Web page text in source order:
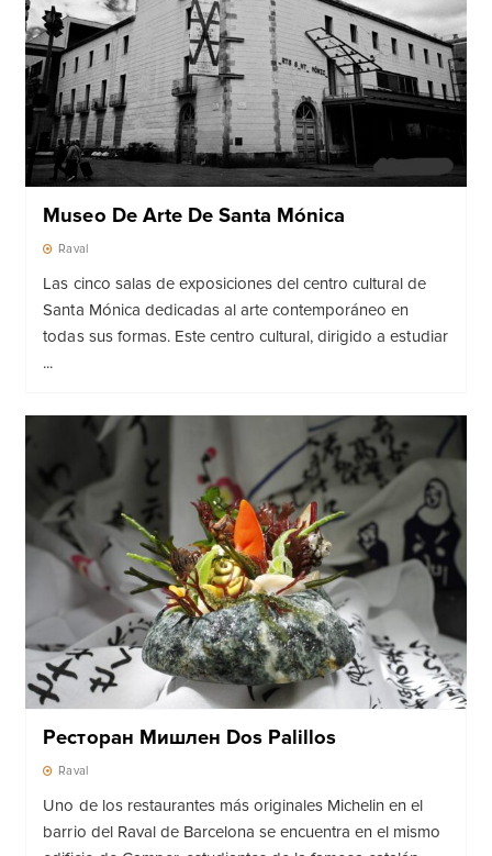
Museo De Arte De Santa Mónica
Raval
Las cinco salas de exposiciones del centro cultural de
Santa Mónica dedicadas al arte contemporáneo en
todas sus formas. Este centro cultural, dirigido a estudiar
...
Ресторан Мишлен Dos Palillos
Raval
Uno de los restaurantes más originales Michelin en el
barrio del Raval de Barcelona se encuentra en el mismo